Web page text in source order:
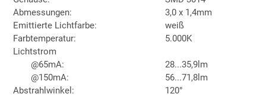
Abmessungen:
3,0 x 1,4mm
Emittierte Lichtfarbe:
weiß
Farbtemperatur:
5.000K
Lichtstrom
@65mA:
28...35,9lm
@150mA:
56...71,8lm
Abstrahlwinkel:
120°